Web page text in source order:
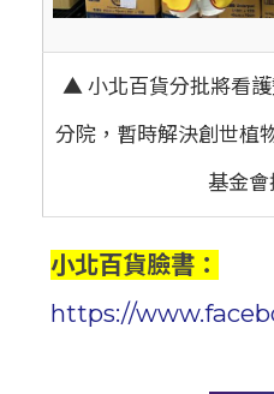
▲ 小北百貨分批將看
分院，暫時解決創世植
基金會
小北百貨臉書：
https://